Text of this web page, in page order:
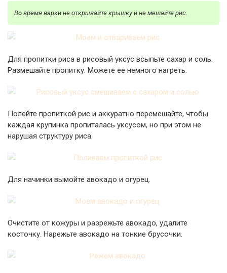
Во время варки не открывайте крышку и не мешайте рис.
Для пропитки риса в рисовый уксус всыпьте сахар и соль.
Размешайте пропитку. Можете ее немного нагреть.
Полейте пропиткой рис и аккуратно перемешайте, чтобы
каждая крупинка пропиталась уксусом, но при этом не
нарушая структуру риса.
Для начинки вымойте авокадо и огурец.
Очистите от кожуры и разрежьте авокадо, удалите
косточку. Нарежьте авокадо на тонкие брусочки.